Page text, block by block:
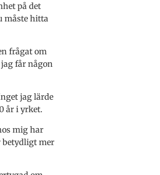
på det
måste hitta
frågat om
får någon
jag lärde
år i yrket.
mig har
betydligt mer